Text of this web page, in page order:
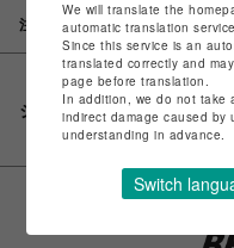
注意事項
シェアする
We will translate the
automatic translation
Since this service is an
translated correctly and
page before translation.
In addition, we do not take
indirect damage caused by
understanding in advance.
Switch